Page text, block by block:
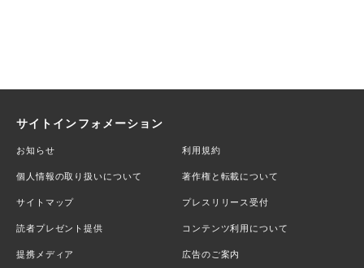
サイトインフォメーション
お知らせ 利用規約
個人情報の取り扱いについて 著作権と転載について
サイトマップ プレスリリース受付
読者プレゼント提供 コンテンツ利用について
提携メディア 広告のご案内